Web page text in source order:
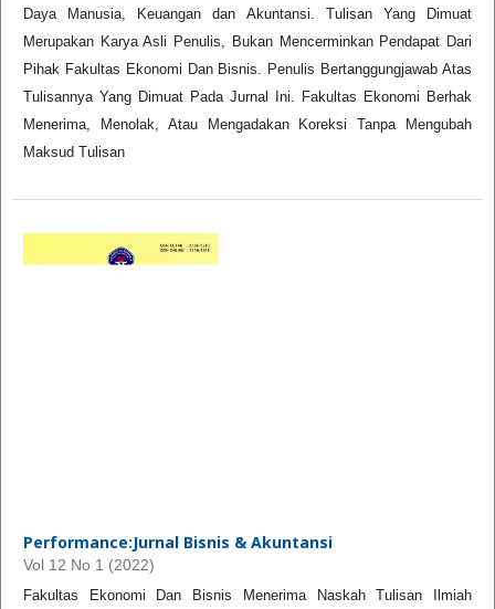
Daya Manusia, Keuangan dan Akuntansi. Tulisan Yang Dimuat
Merupakan Karya Asli Penulis, Bukan Mencerminkan Pendapat Dari
Pihak Fakultas Ekonomi Dan Bisnis. Penulis Bertanggungjawab Atas
Tulisannya Yang Dimuat Pada Jurnal Ini. Fakultas Ekonomi Berhak
Menerima, Menolak, Atau Mengadakan Koreksi Tanpa Mengubah
Maksud Tulisan
Performance:Jurnal Bisnis & Akuntansi
Vol 12 No 1 (2022)
Fakultas Ekonomi Dan Bisnis Menerima Naskah Tulisan Ilmiah